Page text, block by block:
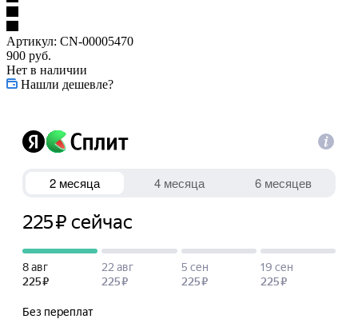
Артикул: CN-00005470
900 руб.
Нет в наличии
Нашли дешевле?